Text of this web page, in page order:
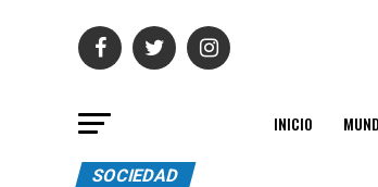
INICIO
SOCIEDAD